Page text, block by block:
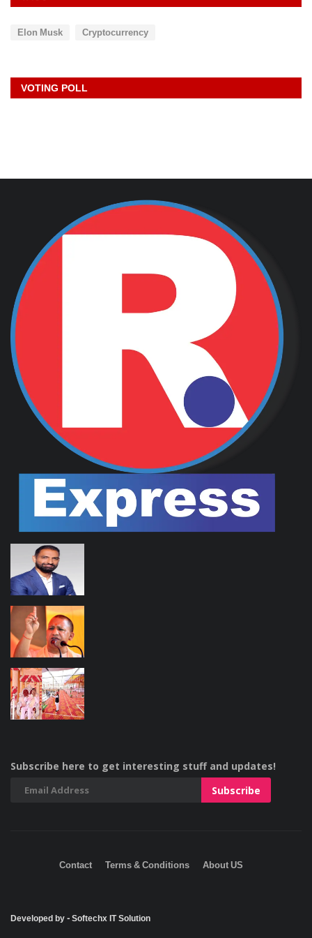
Elon Musk Cryptocurrency
VOTING POLL
Subscribe here to get interesting stuff and updates!
Contact Terms & Conditions About US
Developed by - Softechx IT Solution